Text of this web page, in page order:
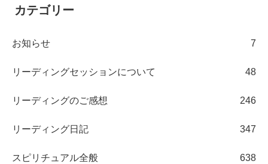
カテゴリー
お知らせ 7
リーディングセッションについて 48
リーディングのご感想 246
リーディング日記 347
スピリチュアル全般 638